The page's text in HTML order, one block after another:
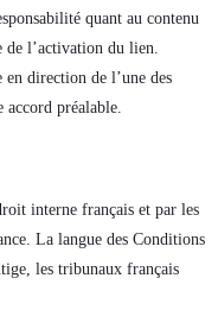
quant au contenu
de l’activation du lien.
direction de l’une des
accord préalable.
interne français et par les
La langue des Conditions
les tribunaux français